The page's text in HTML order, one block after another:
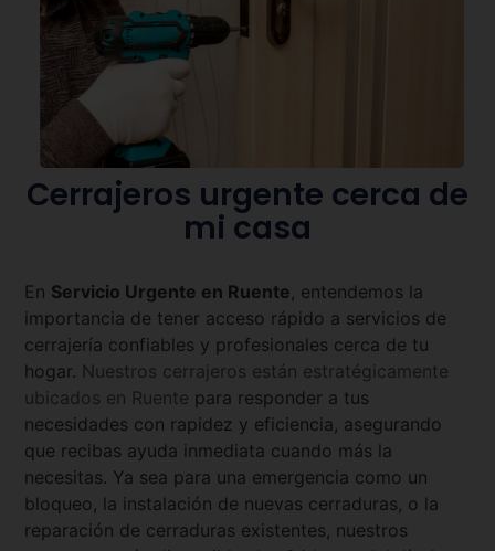
Cerrajeros urgente cerca de
mi casa
En Servicio Urgente en Ruente , entendemos la
importancia de tener acceso rápido a servicios de
cerrajería confiables y profesionales cerca de tu
hogar. Nuestros cerrajeros están estratégicamente
ubicados en Ruente para responder a tus
necesidades con rapidez y eficiencia, asegurando
que recibas ayuda inmediata cuando más la
necesitas. Ya sea para una emergencia como un
bloqueo, la instalación de nuevas cerraduras, o la
reparación de cerraduras existentes, nuestros